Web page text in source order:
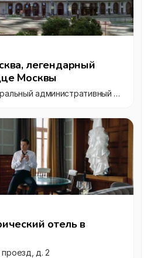
легендарный
Москвы
Россия, Москва, Центральный административный округ, Тверской район, Театральный проезд, 2
отель в
д. 2